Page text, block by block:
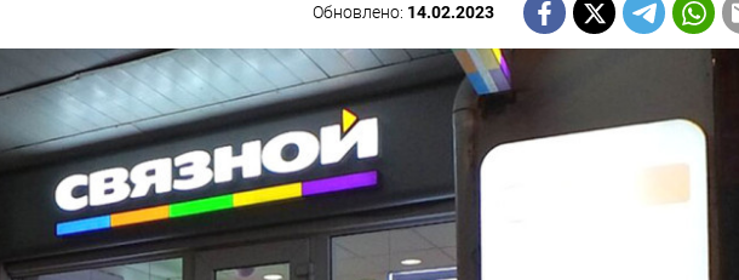
Обновлено: 14.02.2023